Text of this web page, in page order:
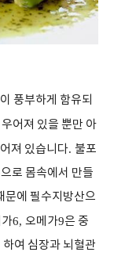
풍부하게 함유되
어져 있을 뿐만 아
져 있습니다. 불포
로 몸속에서 만들
문에 필수지방산으
6, 오메가9은 중
여 심장과 뇌혈관